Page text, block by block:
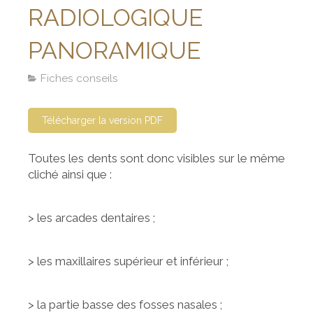
RADIOLOGIQUE
PANORAMIQUE
Fiches conseils
Télécharger la version PDF
Toutes les dents sont donc visibles sur le même
cliché ainsi que :
> les arcades dentaires ;
> les maxillaires supérieur et inférieur ;
> la partie basse des fosses nasales ;